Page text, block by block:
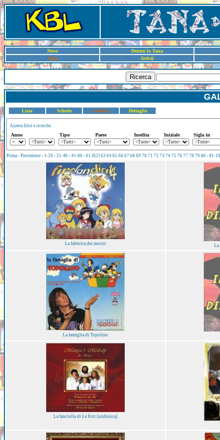
News
Dentro la Tana
Sigle
Artisti
Ricerca
Lista Schede Galleria Dettaglio
Azzera filtri e ricerche
Anno Tipo Paese Inedita Iniziale Sigla in
Prima - Precedente - 1-20 - 21-40 - 41-60 - 61 [62] 63 64 65 66 67 68 69 70 71 72 73 74 75 76 77 78 79 80 - 81-
La fabbrica dei mostri La
La famiglia di Topolino
La fanciulla di Le Fort [sinfonica]